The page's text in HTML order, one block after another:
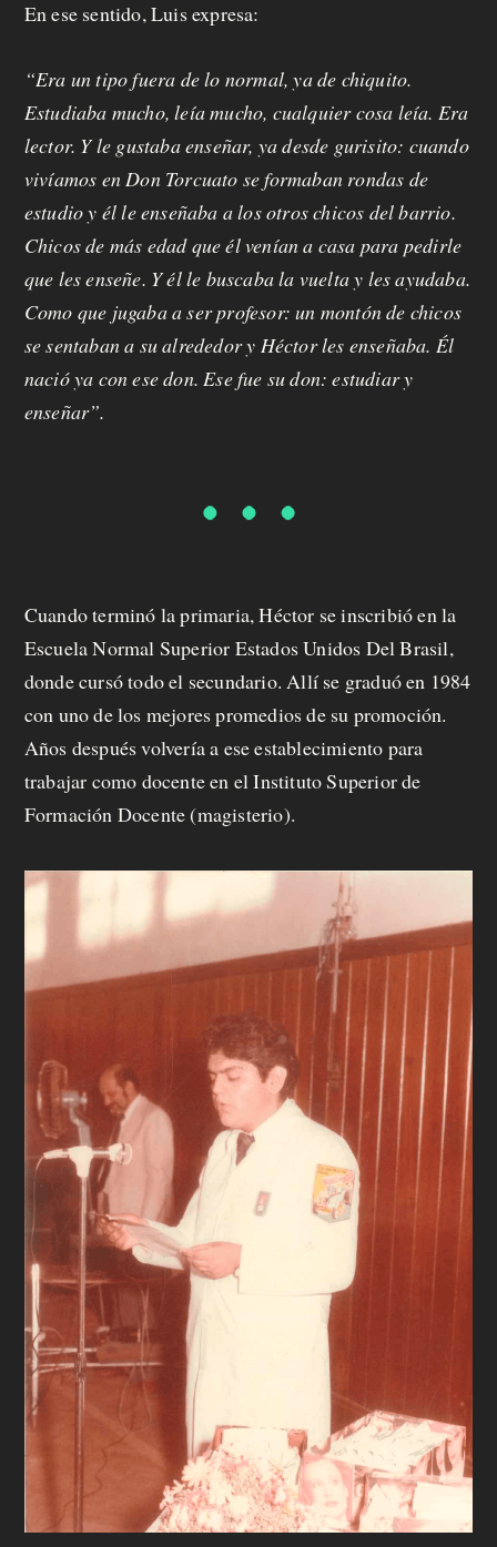
En ese sentido, Luis expresa:
“Era un tipo fuera de lo normal, ya de chiquito.
Estudiaba mucho, leía mucho, cualquier cosa leía. Era
lector. Y le gustaba enseñar, ya desde gurisito: cuando
vivíamos en Don Torcuato se formaban rondas de
estudio y él le enseñaba a los otros chicos del barrio.
Chicos de más edad que él venían a casa para pedirle
que les enseñe. Y él le buscaba la vuelta y les ayudaba.
Como que jugaba a ser profesor: un montón de chicos
se sentaban a su alrededor y Héctor les enseñaba. Él
nació ya con ese don. Ese fue su don: estudiar y
enseñar”.
Cuando terminó la primaria, Héctor se inscribió en la
Escuela Normal Superior Estados Unidos Del Brasil,
donde cursó todo el secundario. Allí se graduó en 1984
con uno de los mejores promedios de su promoción.
Años después volvería a ese establecimiento para
trabajar como docente en el Instituto Superior de
Formación Docente (magisterio).